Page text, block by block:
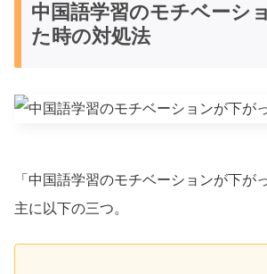
中国語学習のモチベーシ
た時の対処法
「中国語学習のモチベーションが下が
主に以下の三つ。